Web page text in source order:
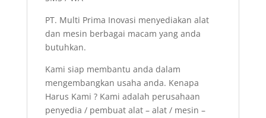
PT. Multi Prima Inovasi menyediakan alat
dan mesin berbagai macam yang anda
butuhkan.
Kami siap membantu anda dalam
mengembangkan usaha anda. Kenapa
Harus Kami ? Kami adalah perusahaan
penyedia / pembuat alat – alat / mesin –